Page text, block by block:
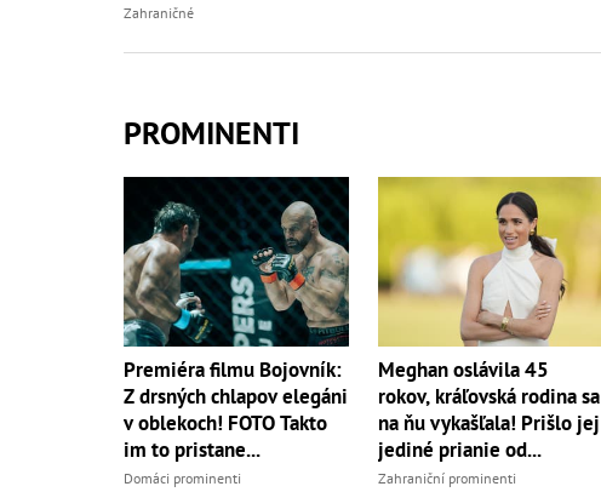
Zahraničné
PROMINENTI
Premiéra filmu Bojovník:
Z drsných chlapov elegáni
v oblekoch! FOTO Takto
im to pristane...
Domáci prominenti
Meghan oslávila 45
rokov, kráľovská rodina sa
na ňu vykašľala! Prišlo jej
jediné prianie od...
Zahraniční prominenti